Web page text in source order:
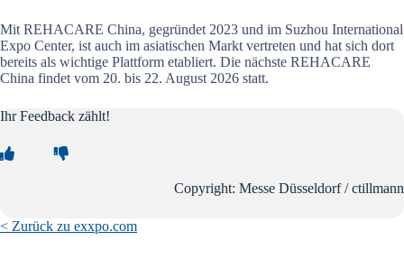
Mit REHACARE China, gegründet 2023 und im Suzhou International
Expo Center, ist auch im asiatischen Markt vertreten und hat sich dort
bereits als wichtige Plattform etabliert. Die nächste REHACARE
China findet vom 20. bis 22. August 2026 statt.
Ihr Feedback zählt!
Copyright: Messe Düsseldorf / ctillmann
< Zurück zu exxpo.com